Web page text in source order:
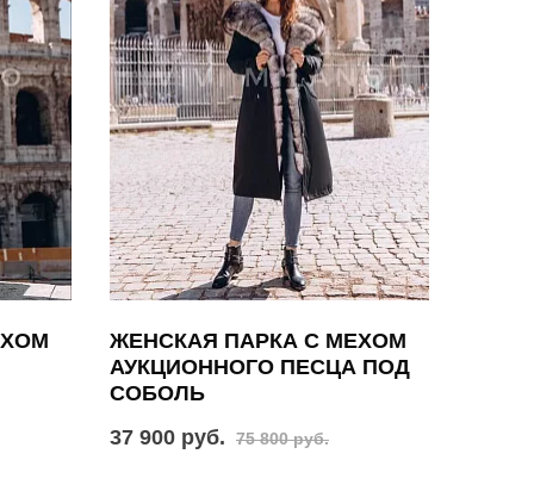
ЖЕНСКАЯ ПАРКА С МЕХОМ
АУКЦИОННОГО ПЕСЦА ПОД
СОБОЛЬ
37 900 руб.
75 800 руб.